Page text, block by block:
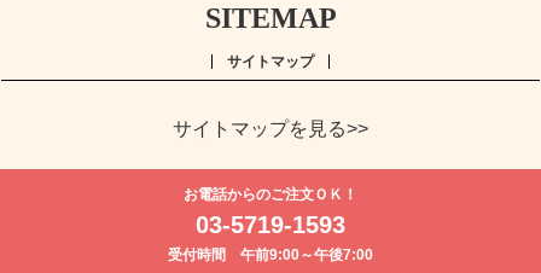
SITEMAP
サイトマップ
サイトマップを見る>>
お祝い 誕生日フラワーギフト特集
お供え・お悔やみの花
四十九日法要以降に贈る花
通夜・葬儀に贈る花
胡蝶蘭・花鉢 プリザーブドフラワー
お電話からのご注文ＯＫ！
03-5719-1593
受付時間 午前9:00～午後7:00